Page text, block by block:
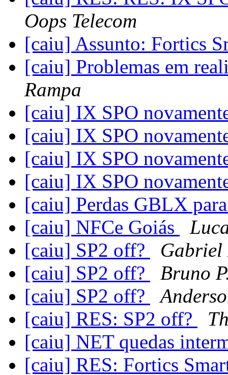
Oops Telecom
[caiu] Assunto: Fortics
[caiu] Problemas em
Rampa
[caiu] IX SPO
[caiu] IX SPO
[caiu] IX SPO
[caiu] IX SPO
[caiu] Perdas GBLX
[caiu] NFCe Goiás
[caiu] SP2 off?
Gabriel
[caiu] SP2 off?
Bruno
[caiu] SP2 off?
[caiu] RES: SP2 off?
[caiu] NET quedas
[caiu] RES: Fortics